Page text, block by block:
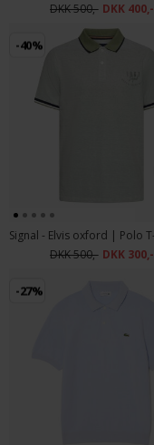
DKK 500,- DKK 400,-
-40%
DKK 500,- DKK 300,-
-27%